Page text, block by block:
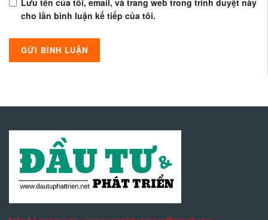
cho lần bình luận kế tiếp của tôi.